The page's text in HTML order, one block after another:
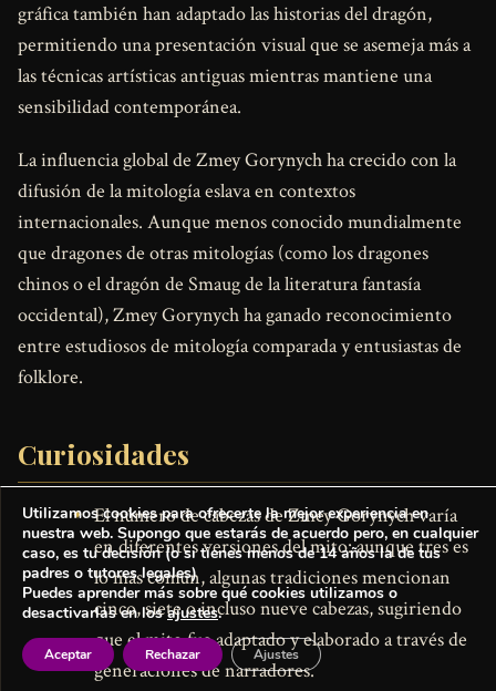
gráfica también han adaptado las historias del dragón,
permitiendo una presentación visual que se asemeja más a
las técnicas artísticas antiguas mientras mantiene una
sensibilidad contemporánea.
La influencia global de Zmey Gorynych ha crecido con la
difusión de la mitología eslava en contextos
internacionales. Aunque menos conocido mundialmente
que dragones de otras mitologías (como los dragones
chinos o el dragón de Smaug de la literatura fantasía
occidental), Zmey Gorynych ha ganado reconocimiento
entre estudiosos de mitología comparada y entusiastas de
folklore.
Curiosidades
El número de cabezas de Zmey Gorynych varía
en diferentes versiones del mito: aunque tres es
lo más común, algunas tradiciones mencionan
cinco, siete o incluso nueve cabezas, sugiriendo
que el mito fue adaptado y elaborado a través de
generaciones de narradores.
Utilizamos cookies para ofrecerte la mejor experiencia en
nuestra web. Supongo que estarás de acuerdo pero, en cualquier
caso, es tu decisión (o si tienes menos de 14 años la de tus
padres o tutores legales)
Puedes aprender más sobre qué cookies utilizamos o
desactivarlas en losajustes.
Aceptar Rechazar Ajustes